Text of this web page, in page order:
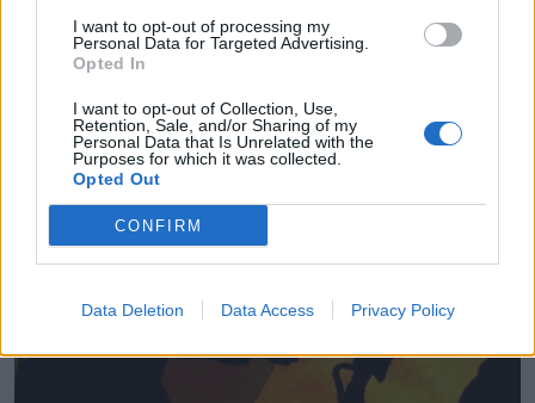
I want to opt-out of processing my
Personal Data for Targeted Advertising.
Opted In
I want to opt-out of Collection, Use,
Retention, Sale, and/or Sharing of my
Personal Data that Is Unrelated with the
Purposes for which it was collected.
Opted Out
CONFIRM
Data Deletion Data Access Privacy Policy
* ASMECA Asistencia Mecánica Integral, S.L.
Gijón (Asturias)
Ver más
6774